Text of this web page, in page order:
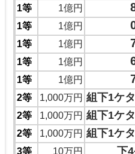
1等
1億円
1等 1億円
1等 1億円
1等 1億円
1等 1億円
2等 1,000万円 組下1ケ
2等 1,000万円 組下1ケ
2等 1,000万円 組下1ケ
3等 10万円 下